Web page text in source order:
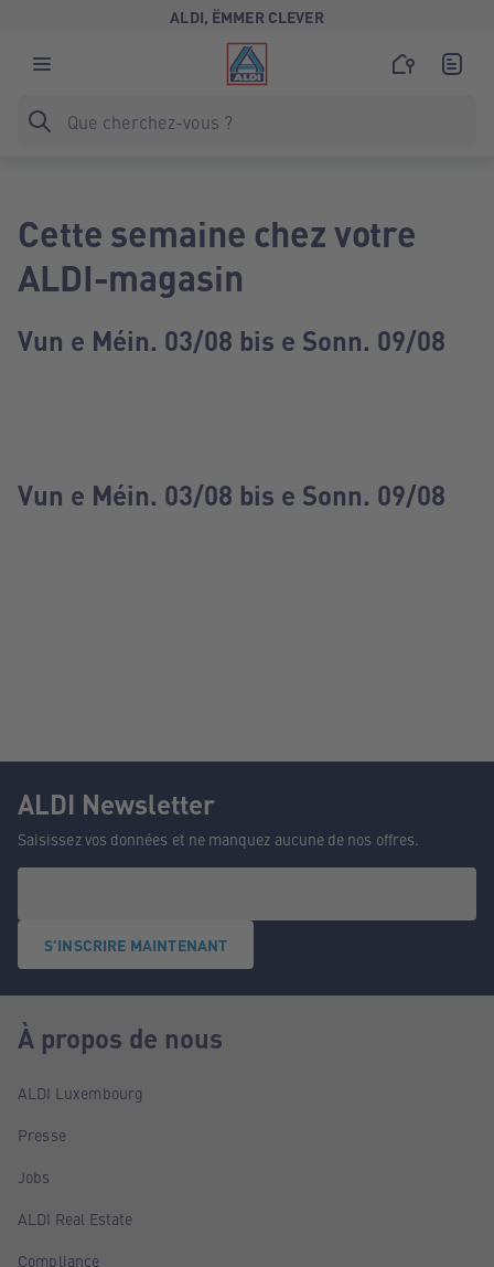
ALDI, ËMMER CLEVER
Cette semaine chez votre
ALDI-magasin
Vun e Méin. 03/08 bis e Sonn. 09/08
Vun e Méin. 03/08 bis e Sonn. 09/08
ALDI Newsletter
Saisissez vos données et ne manquez aucune de nos offres.
S'INSCRIRE MAINTENANT
À propos de nous
ALDI Luxembourg
Presse
Jobs
ALDI Real Estate
Compliance